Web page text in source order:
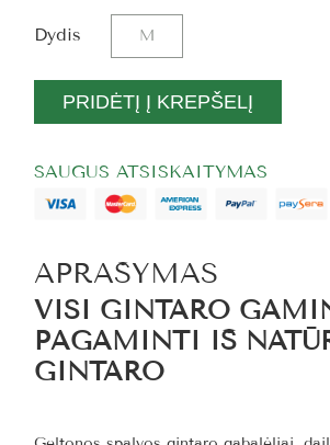
Dydis M
PRIDĖTĮ Į KREPŠELĮ
SAUGUS ATSISKAITYMAS
APRAŠYMAS
VISI GINTARO
PAGAMINTI IŠ
GINTARO